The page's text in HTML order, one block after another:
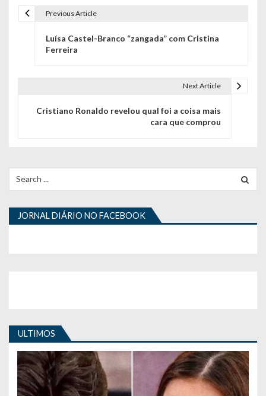
ã
o
d
i
g
o
s
Previous Article
Luísa Castel-Branco “zangada” com Cristina
Ferreira
Next Article
Cristiano Ronaldo revelou qual foi a coisa mais
cara que comprou
for:
JORNAL DIÁRIO NO FACEBOOK
ULTIMOS